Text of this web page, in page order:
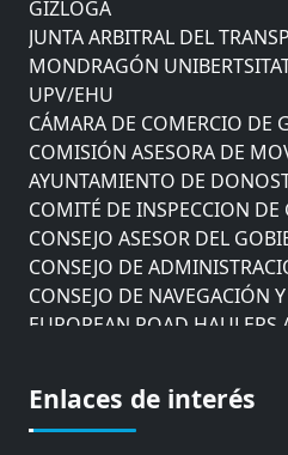
JUNTA ARBITRAL DEL
MONDRAGÓN
UPV/EHU
CÁMARA DE COMERCIO DE
COMISIÓN ASESORA DE
AYUNTAMIENTO DE
COMITÉ DE INSPECCION DE
CONSEJO ASESOR DEL
CONSEJO DE
CONSEJO DE NAVEGACIÓN
EUROPEAN ROAD HAULERS
FEVATRANS (FEDERACIÓN
FITRANS
Enlaces de interés